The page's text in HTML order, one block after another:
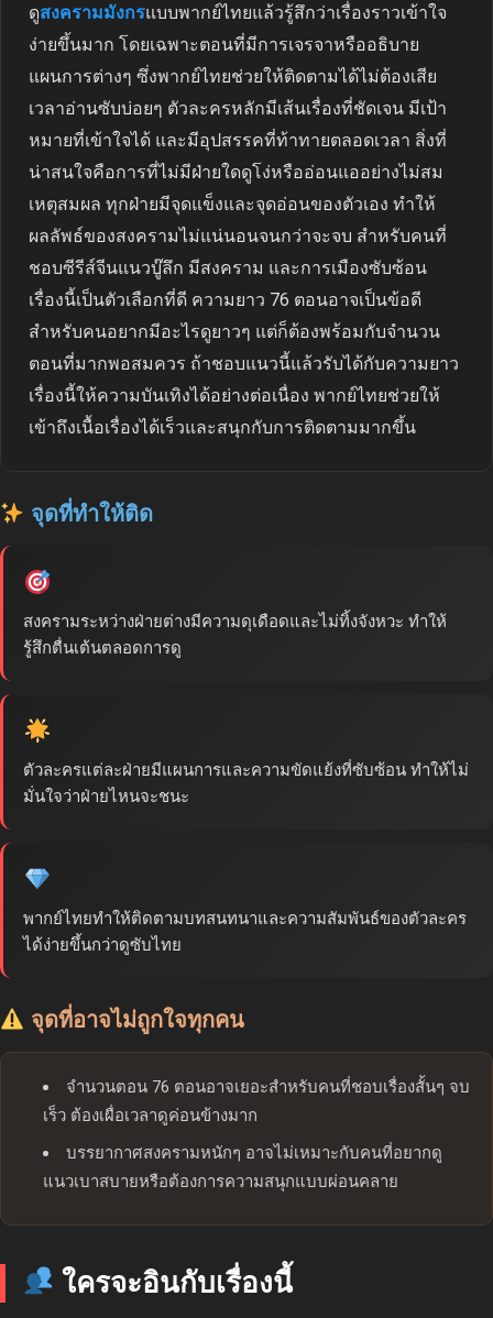
ดูสงครามมังกรแบบพากย์ไทยแล้วรู้สึกว่าเรื่องราวเข้าใจ
ง่ายขึ้นมาก โดยเฉพาะตอนที่มีการเจรจาหรืออธิบาย
แผนการต่างๆ ซึ่งพากย์ไทยช่วยให้ติดตามได้ไม่ต้องเสีย
เวลาอ่านซับบ่อยๆ ตัวละครหลักมีเส้นเรื่องที่ชัดเจน มีเป้า
หมายที่เข้าใจได้ และมีอุปสรรคที่ท้าทายตลอดเวลา สิ่งที่
น่าสนใจคือการที่ไม่มีฝ่ายใดดูโง่หรืออ่อนแออย่างไม่สม
เหตุสมผล ทุกฝ่ายมีจุดแข็งและจุดอ่อนของตัวเอง ทำให้
ผลลัพธ์ของสงครามไม่แน่นอนจนกว่าจะจบ สำหรับคนที่
ชอบซีรีส์จีนแนวบู๊ลึก มีสงคราม และการเมืองซับซ้อน
เรื่องนี้เป็นตัวเลือกที่ดี ความยาว 76 ตอนอาจเป็นข้อดี
สำหรับคนอยากมีอะไรดูยาวๆ แต่ก็ต้องพร้อมกับจำนวน
ตอนที่มากพอสมควร ถ้าชอบแนวนี้แล้วรับได้กับความยาว
เรื่องนี้ให้ความบันเทิงได้อย่างต่อเนื่อง พากย์ไทยช่วยให้
เข้าถึงเนื้อเรื่องได้เร็วและสนุกกับการติดตามมากขึ้น
จุดที่ทำให้ติด
สงครามระหว่างฝ่ายต่างมีความดุเดือดและไม่ทิ้งจังหวะ ทำให้
รู้สึกตื่นเต้นตลอดการดู
ตัวละครแต่ละฝ่ายมีแผนการและความขัดแย้งที่ซับซ้อน ทำให้ไม่
มั่นใจว่าฝ่ายไหนจะชนะ
พากย์ไทยทำให้ติดตามบทสนทนาและความสัมพันธ์ของตัวละคร
ได้ง่ายขึ้นกว่าดูซับไทย
จุดที่อาจไม่ถูกใจทุกคน
จำนวนตอน 76 ตอนอาจเยอะสำหรับคนที่ชอบเรื่องสั้นๆ จบ
เร็ว ต้องเผื่อเวลาดูค่อนข้างมาก
บรรยากาศสงครามหนักๆ อาจไม่เหมาะกับคนที่อยากดู
แนวเบาสบายหรือต้องการความสนุกแบบผ่อนคลาย
ใครจะอินกับเรื่องนี้